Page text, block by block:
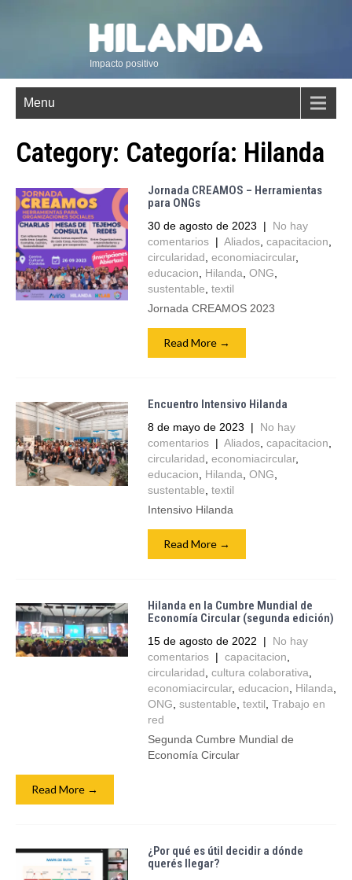
Impacto positivo
Menu
Category: Categoría: Hilanda
Jornada CREAMOS – Herramientas
para ONGs
30 de agosto de 2023 | No hay
comentarios | Aliados, capacitacion
circularidad economiacircular,
educacion
Hilanda ONG
sustentable textil
Jornada CREAMOS 2023
Read More →
Encuentro Intensivo Hilanda
8 de mayo de 2023 | No hay
comentarios | Aliados, capacitacion
circularidad economiacircular,
educacion
Hilanda ONG
sustentable textil
Intensivo Hilanda
Read More →
Hilanda en la Cumbre Mundial de
Economía Circular (segunda edición)
15 de agosto de 2022 | No hay
comentarios | capacitacion
circularidad cultura colaborativa
economiacircular, educacion Hilanda
ONG sustentable textil Trabajo en
red
Segunda Cumbre Mundial de
Economía Circular
Read More →
¿Por qué es útil decidir a dónde
querés llegar?